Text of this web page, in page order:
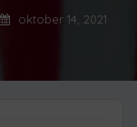
oktober 14, 2021